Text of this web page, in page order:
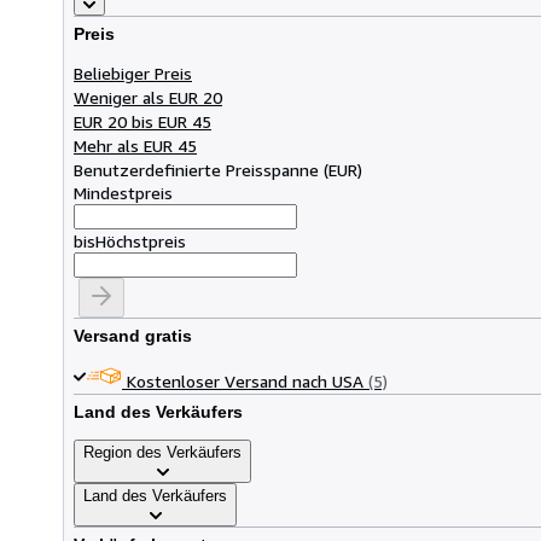
Preis
Beliebiger Preis
Weniger als EUR 20
EUR 20 bis EUR 45
Mehr als EUR 45
Benutzerdefinierte Preisspanne (EUR)
Mindestpreis
bisHöchstpreis
Versand gratis
Kostenloser Versand nach USA (5)
Land des Verkäufers
Region des Verkäufers
Land des Verkäufers